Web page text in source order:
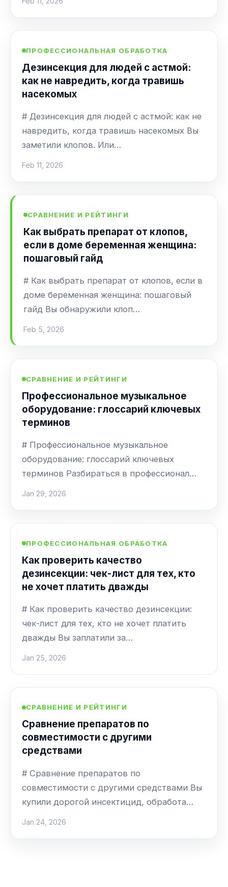
ПРОФЕССИОНАЛЬНАЯ ОБРАБОТКА
Дезинсекция для людей с астмой:
как не навредить, когда травишь
насекомых
# Дезинсекция для людей с астмой: как не
навредить, когда травишь насекомых Вы
заметили клопов. Или…
Feb 11, 2026
СРАВНЕНИЕ И РЕЙТИНГИ
Как выбрать препарат от клопов,
если в доме беременная женщина:
пошаговый гайд
# Как выбрать препарат от клопов, если в
доме беременная женщина: пошаговый
гайд Вы обнаружили клоп…
Feb 5, 2026
СРАВНЕНИЕ И РЕЙТИНГИ
Профессиональное музыкальное
оборудование: глоссарий ключевых
терминов
# Профессиональное музыкальное
оборудование: глоссарий ключевых
терминов Разбираться в профессионал…
Jan 29, 2026
ПРОФЕССИОНАЛЬНАЯ ОБРАБОТКА
Как проверить качество
дезинсекции: чек-лист для тех, кто
не хочет платить дважды
# Как проверить качество дезинсекции:
чек-лист для тех, кто не хочет платить
дважды Вы заплатили за…
Jan 25, 2026
СРАВНЕНИЕ И РЕЙТИНГИ
Сравнение препаратов по
совместимости с другими
средствами
# Сравнение препаратов по
совместимости с другими средствами Вы
купили дорогой инсектицид, обработа…
Jan 24, 2026